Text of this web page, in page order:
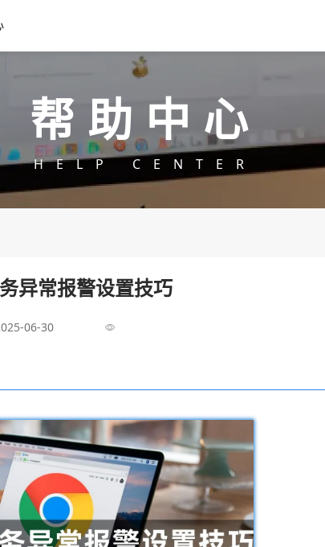
帮助中心
HELP CENTER
异常报警设置技巧
06-30